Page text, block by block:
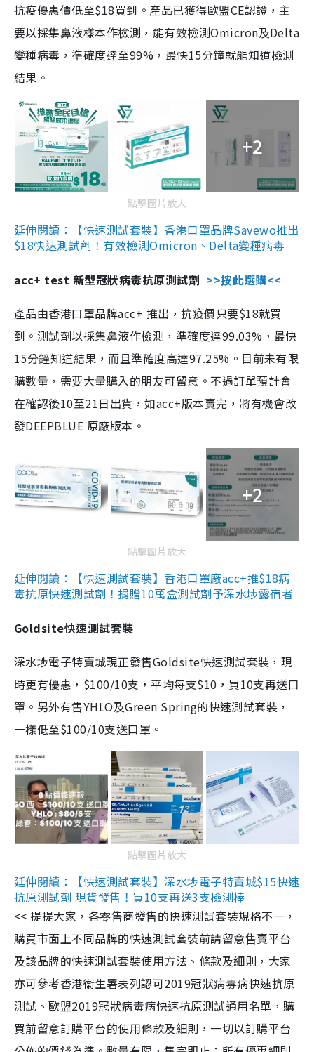
抗疫優惠價低至$18買到。產品已獲得歐盟CE認證，主
要以採集鼻液樣本作檢測，能有效檢測Omicron及Delta
變種病毒，準確度達至99%，最快15分鐘就能知道檢測
結果。
+2
點擊圖片放大
延伸閱讀：【快速測試套裝】香港口罩品牌Savewo推出
$18快速測試劑！有效檢測Omicron、Delta變種病毒
acc+ test 新型冠狀病毒抗原測試劑 >>按此選購<<
產品由香港口罩品牌acc+ 推出，抗疫價只要$18就買
到。測試劑以採集鼻液作檢測，準確度達99.03%，最快
15分鐘知道結果，而且準確度高達97.25%。目前未有限
購數量，需要大量購入的朋友可留意。不過訂單預計會
在確認後10至21日出貨，如acc+版本賣完，將有機會改
發DEEPBLUE 原廠版本。
+2
點擊圖片放大
延伸閱讀：【快速測試套裝】香港口罩廠acc+推$18病
毒抗原快速測試劑！捐贈10萬盒測試劑予深水埗露宿者
Goldsite快速測試套裝
深水埗電子特賣城現正發售Goldsite快速測試套裝，現
時更有優惠，$100/10支，平均每支$10，買10支再送口
罩。另外有售YHLO及Green Spring的快速測試套裝，
一樣低至$100/10支送口罩。
點擊圖片放大
延伸閱讀：【快速測試套裝】深水埗電子特賣城$15快速
抗原測試劑 現貨發售！買10支再送3支檢測棒
<< 提提大家，各零售商發售的快速測試套裝規格不一，
購買市面上不同品牌的快速測試套裝前請留意售賣平台
及該品牌的快速測試套裝使用方法、條款及細則，大家
亦可參考香港衞生署表列認可2019冠狀病毒病快速抗原
測試、歐盟2019冠狀病毒病快速抗原測試通用名單，購
買前留意訂購平台的使用條款及細則，一切以訂購平台